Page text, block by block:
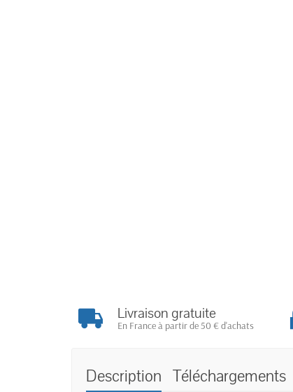
Livraison gratuite
En France à partir de 50 € d'achats
Description Téléchargements